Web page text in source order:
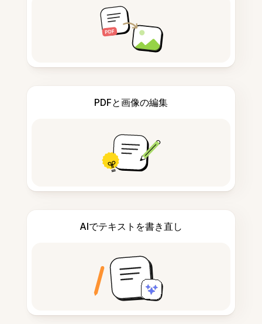
PDFと画像の編集
AIでテキストを書き直し